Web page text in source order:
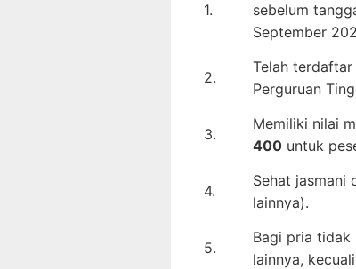
1.
sebelum
September
2.
Telah terdaftar
Perguruan
3.
Memiliki nilai
400 untuk
4.
Sehat jasmani
lainnya).
5.
Bagi pria
lainnya,